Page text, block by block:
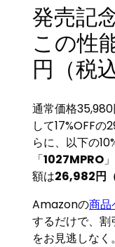
発売記
この性
円（税込
通常価格
して17%OFFの
らに、以下の
「1027MPRO
額は26,982円
Amazonの商品
するだけで、
をお見逃しなく。